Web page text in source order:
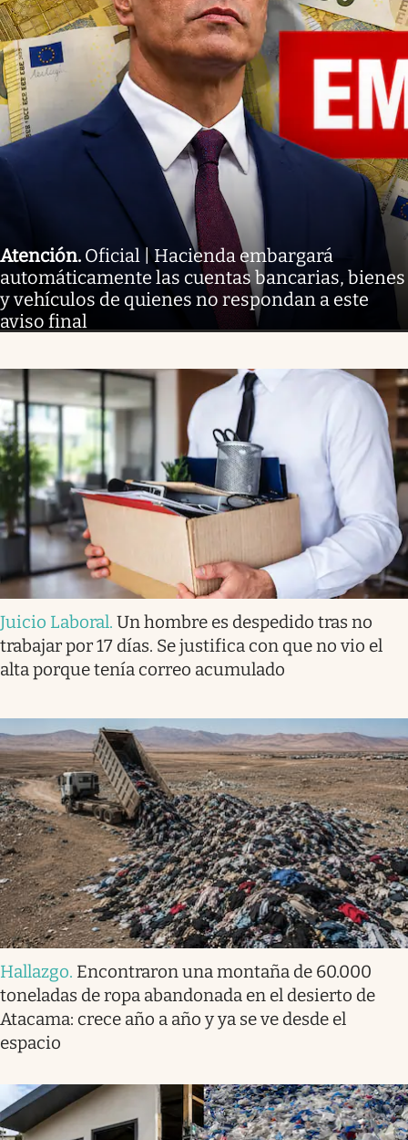
Atención. Oficial | Hacienda embargará
automáticamente las cuentas bancarias, bienes
y vehículos de quienes no respondan a este
aviso final
Juicio Laboral. Un hombre es despedido tras no
trabajar por 17 días. Se justifica con que no vio el
alta porque tenía correo acumulado
Hallazgo. Encontraron una montaña de 60.000
toneladas de ropa abandonada en el desierto de
Atacama: crece año a año y ya se ve desde el
espacio